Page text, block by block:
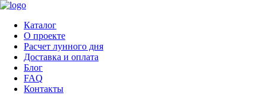
Каталог
О проекте
Расчет лунного дня
Доставка и оплата
Блог
FAQ
Контакты